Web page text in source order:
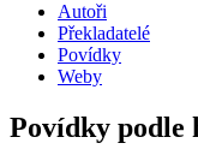
Autoři
Překladatelé
Povídky
Weby
Povídky podle